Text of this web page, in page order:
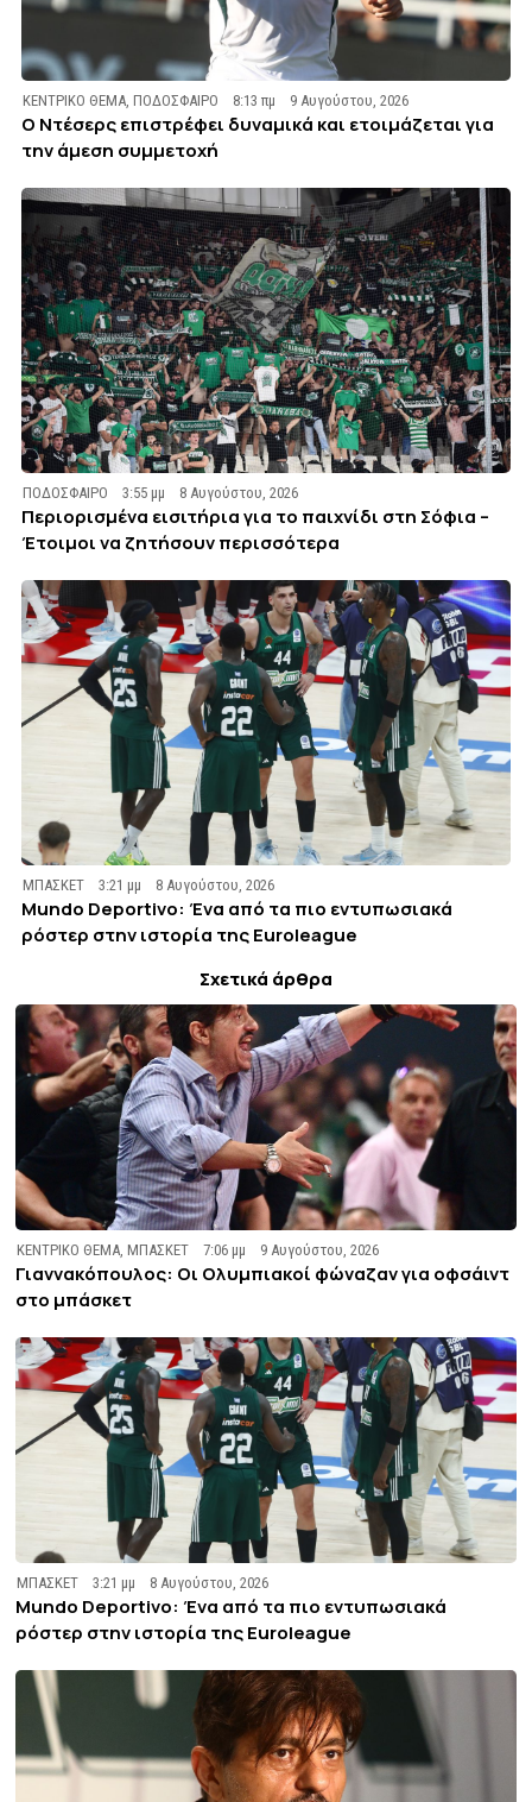
ΚΕΝΤΡΙΚΟ ΘΕΜΑ ,ΠΟΔΟΣΦΑΙΡΟ 8:13 πμ 9 Αυγούστου, 2026
Ο Ντέσερς επιστρέφει δυναμικά και ετοιμάζεται για
την άμεση συμμετοχή
ΠΟΔΟΣΦΑΙΡΟ 3:55 μμ 8 Αυγούστου, 2026
Περιορισμένα εισιτήρια για το παιχνίδι στη Σόφια –
Έτοιμοι να ζητήσουν περισσότερα
ΜΠΑΣΚΕΤ 3:21 μμ 8 Αυγούστου, 2026
Mundo Deportivo: Ένα από τα πιο εντυπωσιακά
ρόστερ στην ιστορία της Euroleague
Σχετικά άρθρα
ΚΕΝΤΡΙΚΟ ΘΕΜΑ ,ΜΠΑΣΚΕΤ 7:06 μμ 9 Αυγούστου, 2026
Γιαννακόπουλος: Οι Ολυμπιακοί φώναζαν για οφσάιντ
στο μπάσκετ
ΜΠΑΣΚΕΤ 3:21 μμ 8 Αυγούστου, 2026
Mundo Deportivo: Ένα από τα πιο εντυπωσιακά
ρόστερ στην ιστορία της Euroleague